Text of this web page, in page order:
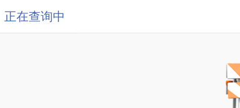
正在查询中